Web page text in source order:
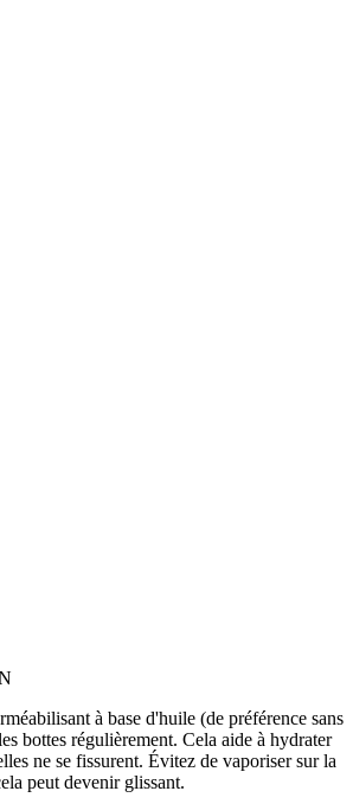
à base d'huile (de préférence sans
bottes régulièrement. Cela aide à hydrater
ne se fissurent. Évitez de vaporiser sur la
peut devenir glissant.